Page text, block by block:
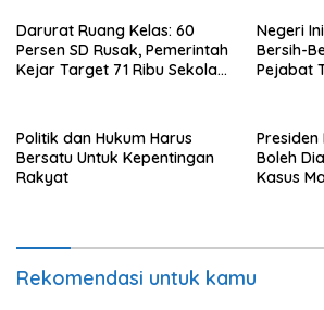
Baca
Darurat Ruang Kelas: 60
Persen SD Rusak, Pemerintah
Kejar Target 71 Ribu Sekolah
Negeri
Bersih-
Pejabat
Politik dan Hukum Harus
Bersatu Untuk Kepentingan
Rakyat
Boleh
Kasus
Rekomendasi untuk kamu